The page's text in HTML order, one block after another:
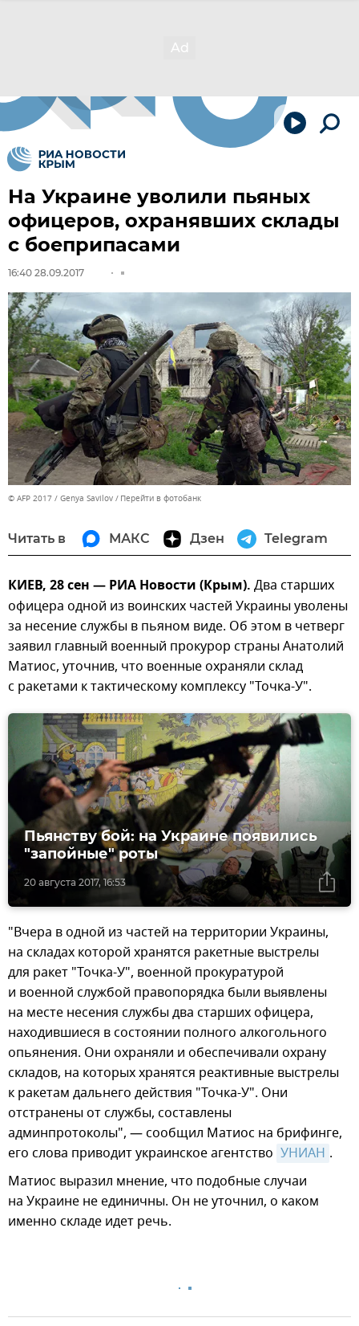
На Украине уволили пьяных
офицеров, охранявших склады
с боеприпасами
16:40 28.09.2017
© AFP 2017 / Genya Savilov Перейти в фотобанк
Читать в МАКС Дзен Telegram
КИЕВ, 28 сен — РИА Новости (Крым). Два старших
офицера одной из воинских частей Украины уволены
за несение службы в пьяном виде. Об этом в четверг
заявил главный военный прокурор страны Анатолий
Матиос, уточнив, что военные охраняли склад
с ракетами к тактическому комплексу "Точка-У".
20 августа 2017, 16:53
Пьянству бой: на Украине появились
"запойные" роты
"Вчера в одной из частей на территории Украины,
на складах которой хранятся ракетные выстрелы
для ракет "Точка-У", военной прокуратурой
и военной службой правопорядка были выявлены
на месте несения службы два старших офицера,
находившиеся в состоянии полного алкогольного
опьянения. Они охраняли и обеспечивали охрану
складов, на которых хранятся реактивные выстрелы
к ракетам дальнего действия "Точка-У". Они
отстранены от службы, составлены
админпротоколы", — сообщил Матиос на брифинге,
его слова приводит украинское агентство УНИАН .
Матиос выразил мнение, что подобные случаи
на Украине не единичны. Он не уточнил, о каком
именно складе идет речь.